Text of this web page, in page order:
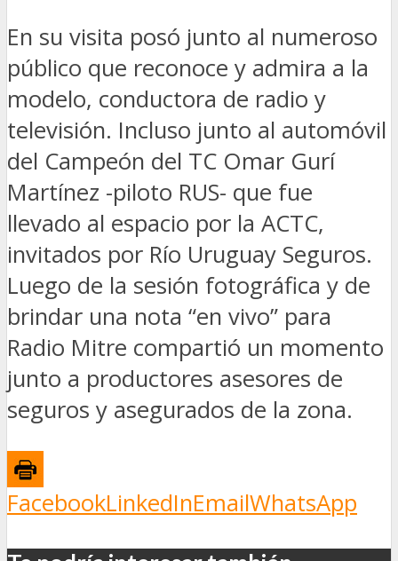
En su visita posó junto al numeroso
público que reconoce y admira a la
modelo, conductora de radio y
televisión. Incluso junto al automóvil
del Campeón del TC Omar Gurí
Martínez -piloto RUS- que fue
llevado al espacio por la ACTC,
invitados por Río Uruguay Seguros.
Luego de la sesión fotográfica y de
brindar una nota “en vivo” para
Radio Mitre compartió un momento
junto a productores asesores de
seguros y asegurados de la zona.
FacebookLinkedInEmailWhatsApp